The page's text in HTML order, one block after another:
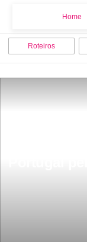
Home
Roteiros